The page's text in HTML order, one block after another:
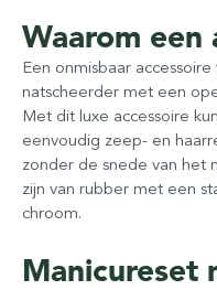
Waarom
Een onmisbaar
natscheerder met een
Met dit luxe accessoire
eenvoudig zeep- en
zonder de snede van het
zijn van rubber met een
chroom.
Manicureset